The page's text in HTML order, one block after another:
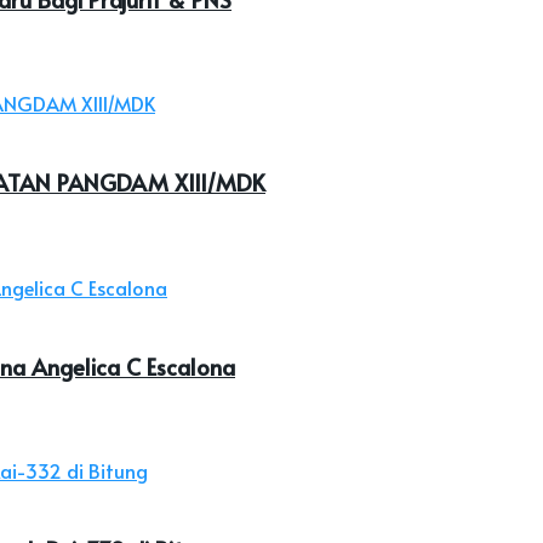
PANGDAM XIII/MDK
Angelica C Escalona